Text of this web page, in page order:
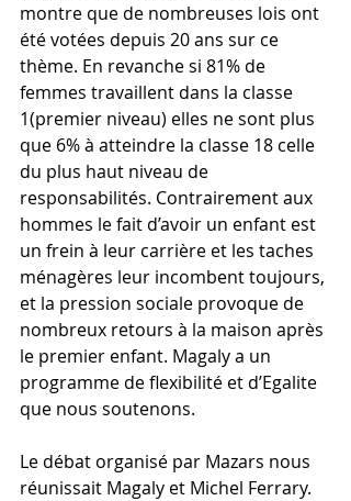
montre que de nombreuses lois ont
été votées depuis 20 ans sur ce
thème. En revanche si 81% de
femmes travaillent dans la classe
1(premier niveau) elles ne sont plus
que 6% à atteindre la classe 18 celle
du plus haut niveau de
responsabilités. Contrairement aux
hommes le fait d’avoir un enfant est
un frein à leur carrière et les taches
ménagères leur incombent toujours,
et la pression sociale provoque de
nombreux retours à la maison après
le premier enfant. Magaly a un
programme de flexibilité et d’Egalite
que nous soutenons.
Le débat organisé par Mazars nous
réunissait Magaly et Michel Ferrary.